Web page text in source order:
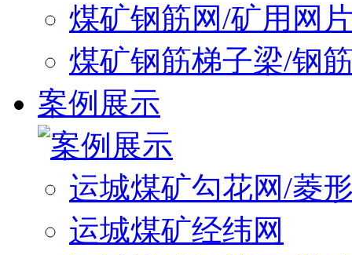
煤矿钢筋网/矿用网
煤矿钢筋梯子梁/钢
案例展示
运城煤矿勾花网/菱
运城煤矿经纬网